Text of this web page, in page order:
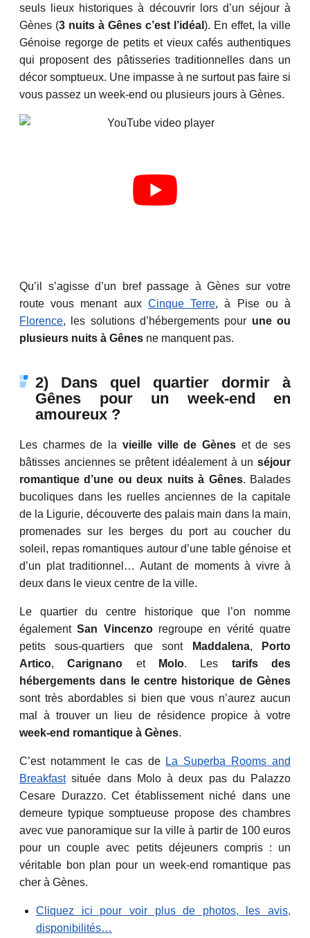
seuls lieux historiques à découvrir lors d’un séjour à
Gènes (3 nuits à Gênes c’est l’idéal ). En effet, la ville
Génoise regorge de petits et vieux cafés authentiques
qui proposent des pâtisseries traditionnelles dans un
décor somptueux. Une impasse à ne surtout pas faire si
vous passez un week-end ou plusieurs jours à Gènes.
Qu’il s’agisse d’un bref passage à Gènes sur votre
route vous menant aux Cinque Terre, à Pise ou à
Florence, les solutions d’hébergements pour une ou
plusieurs nuits à Gênes ne manquent pas.
2) Dans quel quartier dormir à
Gênes pour un week-end en
amoureux ?
Les charmes de la vieille ville de Gèneset de ses
bâtisses anciennes se prêtent idéalement à un séjour
romantique d’une ou deux nuits à Gênes. Balades
bucoliques dans les ruelles anciennes de la capitale
de la Ligurie, découverte des palais main dans la main,
promenades sur les berges du port au coucher du
soleil, repas romantiques autour d’une table génoise et
d’un plat traditionnel… Autant de moments à vivre à
deux dans le vieux centre de la ville.
Le quartier du centre historique que l’on nomme
égalementSan Vincenzoregroupe en vérité quatre
petits sous-quartiers que sont
Maddalena,
Porto
Artico,Carignano et Molo. Les tarifs des
hébergements dans le centre historique de Gènes
sont très abordables si bien que vous n’aurez aucun
mal à trouver un lieu de résidence propice à votre
week-end romantique à Gènes.
C’est notamment le cas de La Superba Rooms and
Breakfastsituée dans Molo à deux pas du Palazzo
Cesare Durazzo. Cet établissement niché dans une
demeure typique somptueuse propose des chambres
avec vue panoramique sur la ville à partir de 100 euros
pour un couple avec petits déjeuners compris : un
véritable bon plan pour un week-end romantique pas
cher à Gènes.
Cliquez ici pour voir plus de photos, les avis,
disponibilités…